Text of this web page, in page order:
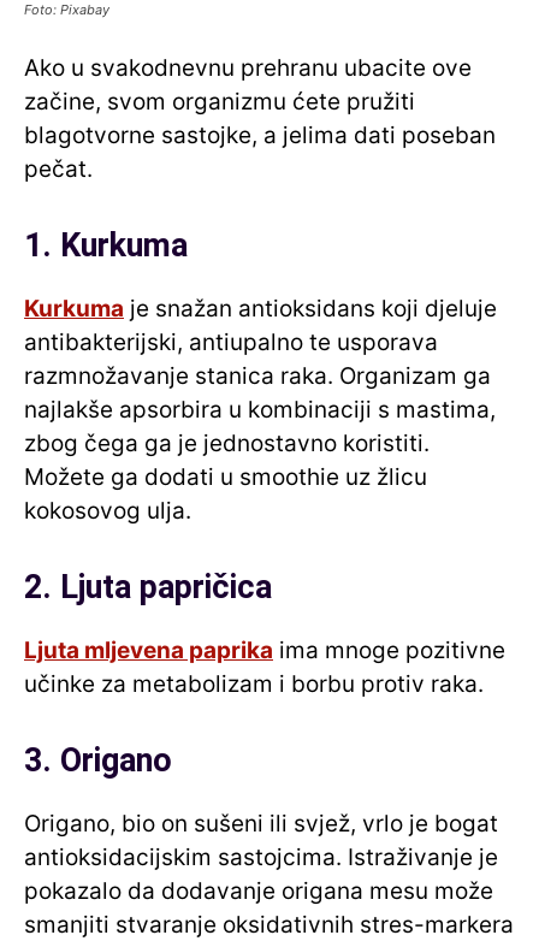
Foto: Pixabay
Ako u svakodnevnu prehranu ubacite ove
začine, svom organizmu ćete pružiti
blagotvorne sastojke, a jelima dati poseban
pečat.
1. Kurkuma
Kurkuma je snažan antioksidans koji djeluje
antibakterijski, antiupalno te usporava
razmnožavanje stanica raka. Organizam ga
najlakše apsorbira u kombinaciji s mastima,
zbog čega ga je jednostavno koristiti.
Možete ga dodati u smoothie uz žlicu
kokosovog ulja.
2. Ljuta papričica
Ljuta mljevena paprika ima mnoge pozitivne
učinke za metabolizam i borbu protiv raka.
3. Origano
Origano, bio on sušeni ili svjež, vrlo je bogat
antioksidacijskim sastojcima. Istraživanje je
pokazalo da dodavanje origana mesu može
smanjiti stvaranje oksidativnih stres-markera